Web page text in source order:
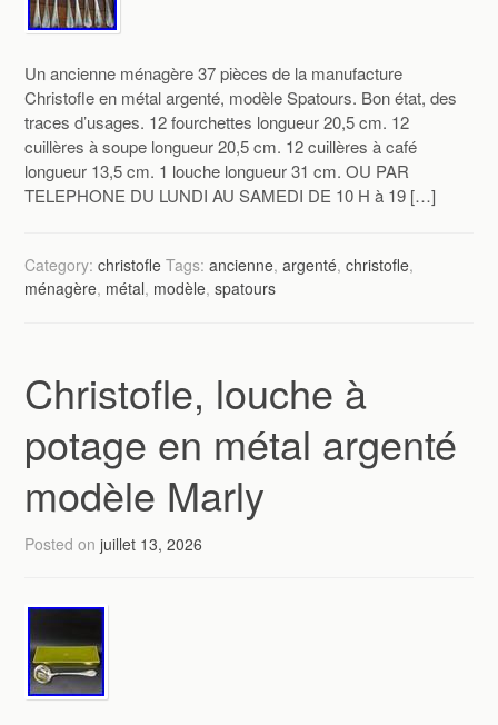
Un ancienne ménagère 37 pièces de la manufacture
Christofle en métal argenté, modèle Spatours. Bon état, des
traces d’usages. 12 fourchettes longueur 20,5 cm. 12
cuillères à soupe longueur 20,5 cm. 12 cuillères à café
longueur 13,5 cm. 1 louche longueur 31 cm. OU PAR
TELEPHONE DU LUNDI AU SAMEDI DE 10 H à 19 […]
Category:christofle Tags:ancienne,argenté,christofle,
ménagère, métal, modèle,spatours
Christofle, louche à
potage en métal argenté
modèle Marly
Posted onjuillet 13, 2026